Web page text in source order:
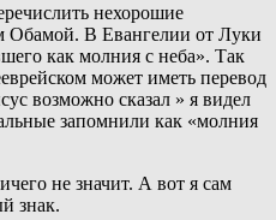
нехорошие
Обамой. В Евангелии от Луки
как молния с неба». Так
может иметь перевод
возможно сказал » я видел
запомнили как «молния
не значит. А вот я сам
знак.